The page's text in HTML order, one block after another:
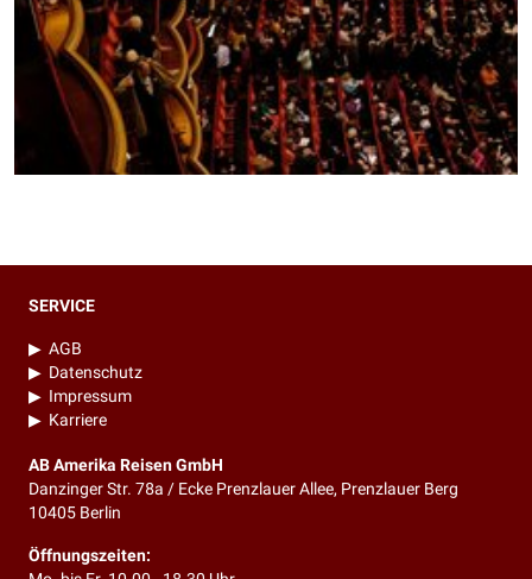
SERVICE
▶ AGB
▶ Datenschutz
▶ Impressum
▶ Karriere
AB Amerika Reisen GmbH
Danzinger Str. 78a / Ecke Prenzlauer Allee, Prenzlauer Berg
10405 Berlin
Öffnungszeiten: